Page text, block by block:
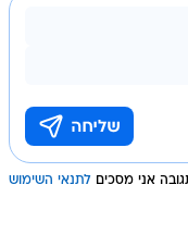
אני מסכים לתנאי השימוש